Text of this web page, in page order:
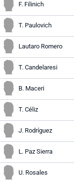
F. Filinich
T. Paulovich
Lautaro Romero
T. Candelaresi
B. Maceri
T. Céliz
J. Rodríguez
L. Paz Sierra
U. Rosales